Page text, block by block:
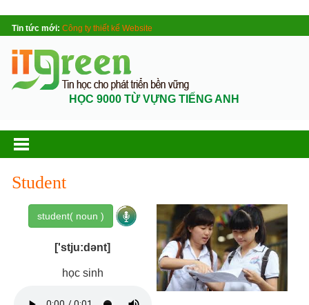
Tin tức mới: Công ty thiết kế Website
HỌC 9000 TỪ VỰNG TIẾNG ANH
Student
student( noun )
['stju:dənt]
học sinh